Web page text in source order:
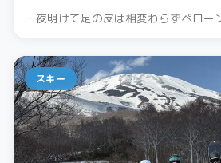
一夜明けて足の皮は相変わらずペロー
スキー